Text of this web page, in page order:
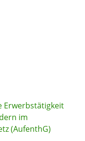
Erwerbstätigkeit
im
(AufenthG)